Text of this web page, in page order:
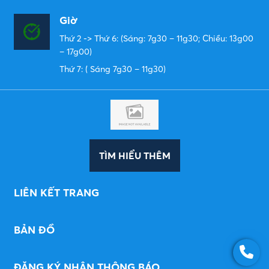
Giờ
Thứ 2 -> Thứ 6: (Sáng: 7g30 – 11g30; Chiều: 13g00
– 17g00)
Thứ 7: ( Sáng 7g30 – 11g30)
TÌM HIỂU THÊM
LIÊN KẾT TRANG
BẢN ĐỒ